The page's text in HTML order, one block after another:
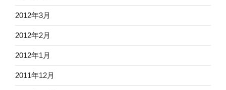
2012年3月
2012年2月
2012年1月
2011年12月